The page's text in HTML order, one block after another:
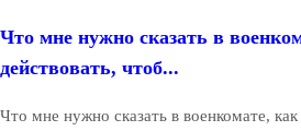
Что мне нужно сказать в
действовать, чтоб...
Что мне нужно сказать в военкомате,